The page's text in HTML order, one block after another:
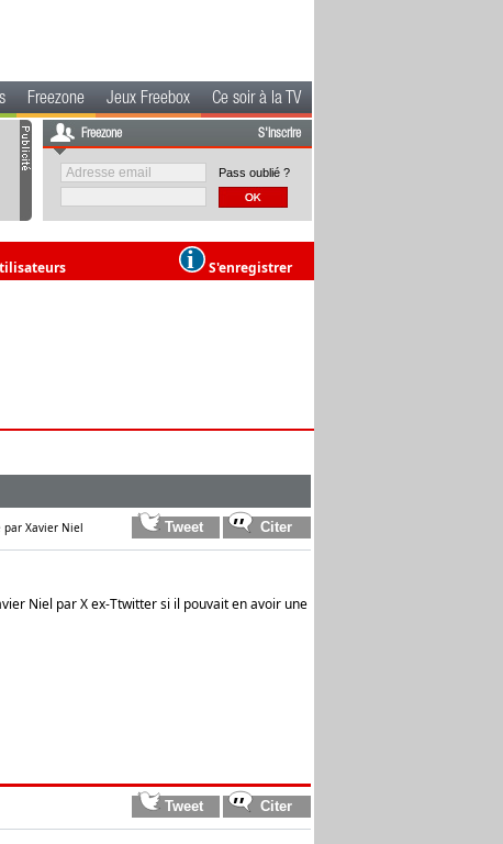
Freezone Jeux Freebox Ce soir à la TV
Freezone S'inscrire
Pass oublié ?
S'enregistrer
par Xavier Niel
Niel par X ex-Ttwitter si il pouvait en avoir une